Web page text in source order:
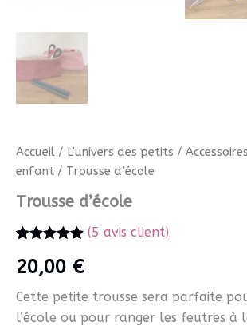
Accueil / L'univers des petits / Accessoires
enfant / Trousse d’école
Trousse d’école
sur 5 basé
sur
notations
client
(5 avis client)
20,00 €
Cette petite trousse sera parfaite
l’école ou pour ranger les feutres à